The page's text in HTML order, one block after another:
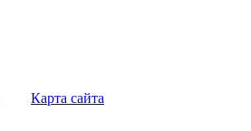
Карта сайта